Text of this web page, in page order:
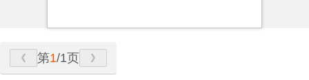
第1/1页